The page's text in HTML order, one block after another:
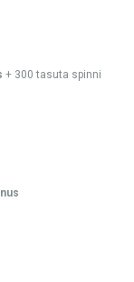
+ 300 tasuta spinni